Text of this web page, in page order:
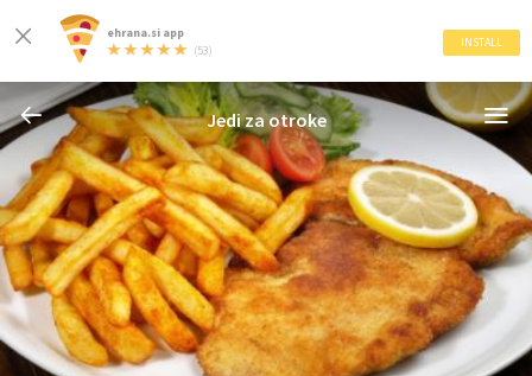
ehrana.si app
(53)
INSTALL
Jedi za otroke